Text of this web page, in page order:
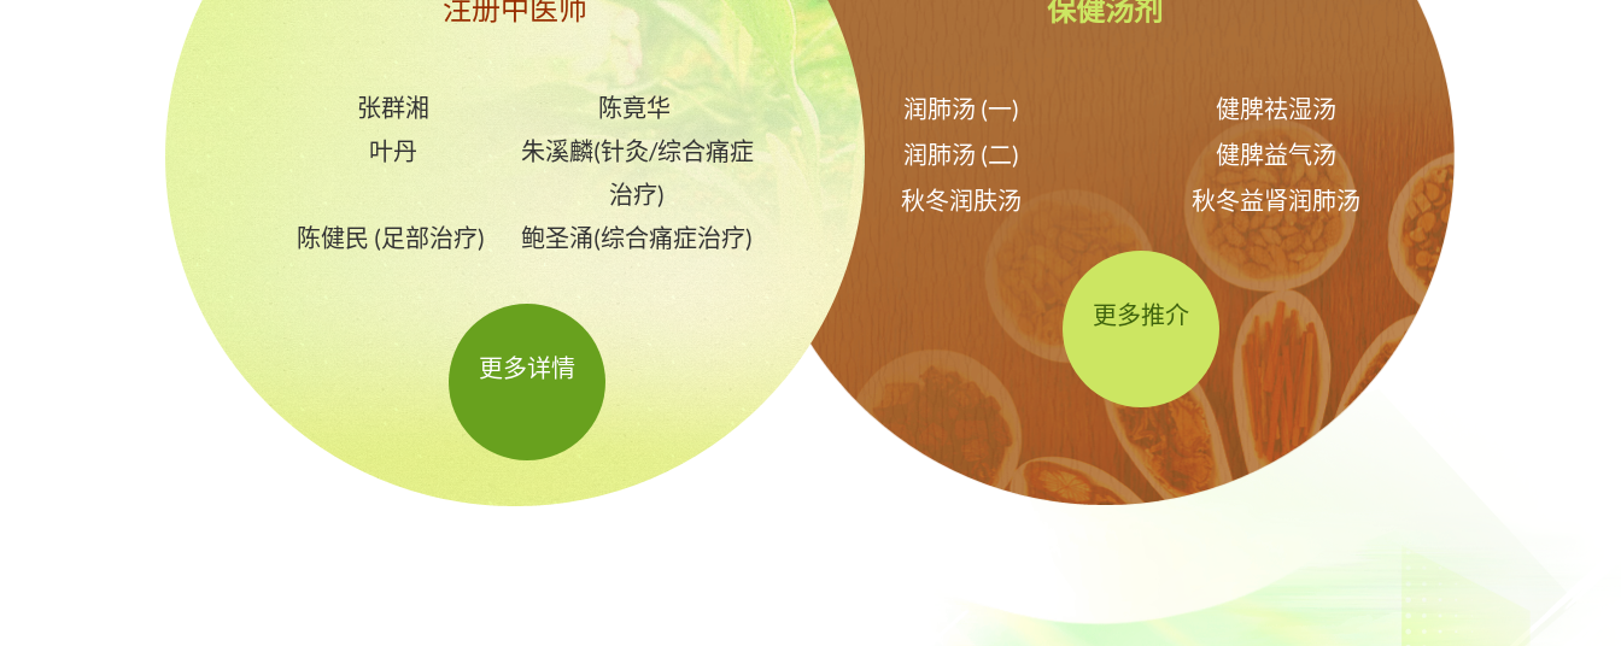
注册中医师
张群湘
陈竟华
叶丹
朱溪麟(针灸/综合痛症
治疗)
陈健民 (足部治疗)
鲍圣涌(综合痛症治疗)
更多详情
保健汤剂
润肺汤 (一)
健脾祛湿汤
润肺汤 (二)
健脾益气汤
秋冬润肤汤
秋冬益肾润肺汤
更多推介